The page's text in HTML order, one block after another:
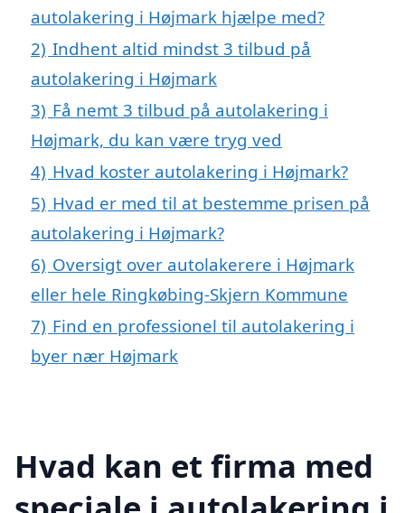
autolakering i Højmark hjælpe med?
2) Indhent altid mindst 3 tilbud på
autolakering i Højmark
3) Få nemt 3 tilbud på autolakering i
Højmark, du kan være tryg ved
4) Hvad koster autolakering i Højmark?
5) Hvad er med til at bestemme prisen på
autolakering i Højmark?
6) Oversigt over autolakerere i Højmark
eller hele Ringkøbing-Skjern Kommune
7) Find en professionel til autolakering i
byer nær Højmark
Hvad kan et firma med